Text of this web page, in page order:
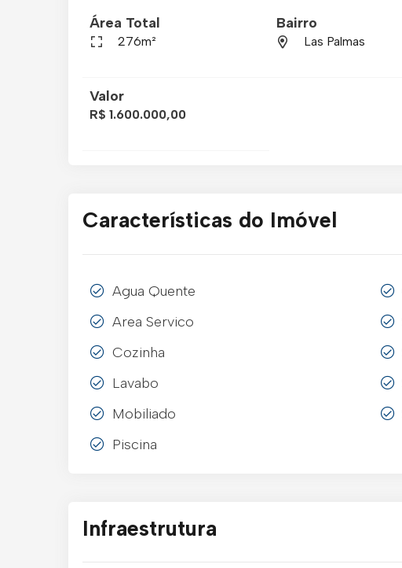
Área Total
276m²
Bairro
Las Palmas
Valor
R$ 1.600.000,00
Características do Imóvel
Agua Quente
Area Servico
Cozinha
Lavabo
Mobiliado
Piscina
Infraestrutura